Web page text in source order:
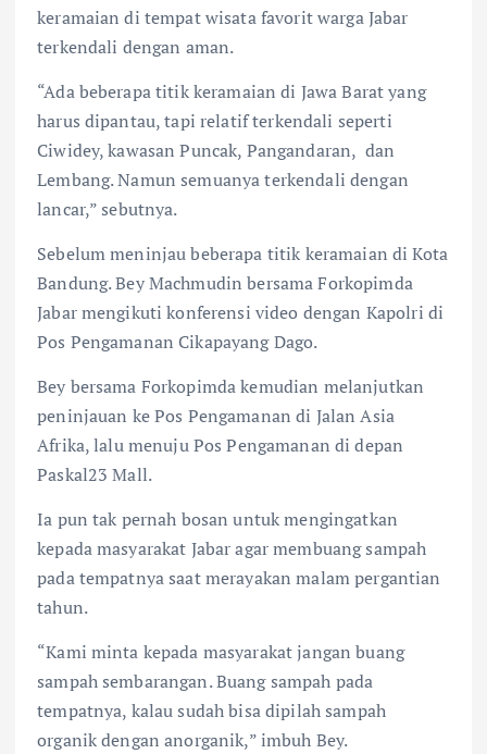
keramaian di tempat wisata favorit warga Jabar
terkendali dengan aman.
“Ada beberapa titik keramaian di Jawa Barat yang
harus dipantau, tapi relatif terkendali seperti
Ciwidey, kawasan Puncak, Pangandaran, dan
Lembang. Namun semuanya terkendali dengan
lancar,” sebutnya.
Sebelum meninjau beberapa titik keramaian di Kota
Bandung. Bey Machmudin bersama Forkopimda
Jabar mengikuti konferensi video dengan Kapolri di
Pos Pengamanan Cikapayang Dago.
Bey bersama Forkopimda kemudian melanjutkan
peninjauan ke Pos Pengamanan di Jalan Asia
Afrika, lalu menuju Pos Pengamanan di depan
Paskal23 Mall.
Ia pun tak pernah bosan untuk mengingatkan
kepada masyarakat Jabar agar membuang sampah
pada tempatnya saat merayakan malam pergantian
tahun.
“Kami minta kepada masyarakat jangan buang
sampah sembarangan. Buang sampah pada
tempatnya, kalau sudah bisa dipilah sampah
organik dengan anorganik,” imbuh Bey.